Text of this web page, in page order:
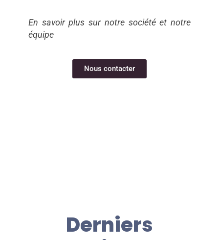
En savoir plus sur notre société et notre
équipe
Nous contacter
Derniers